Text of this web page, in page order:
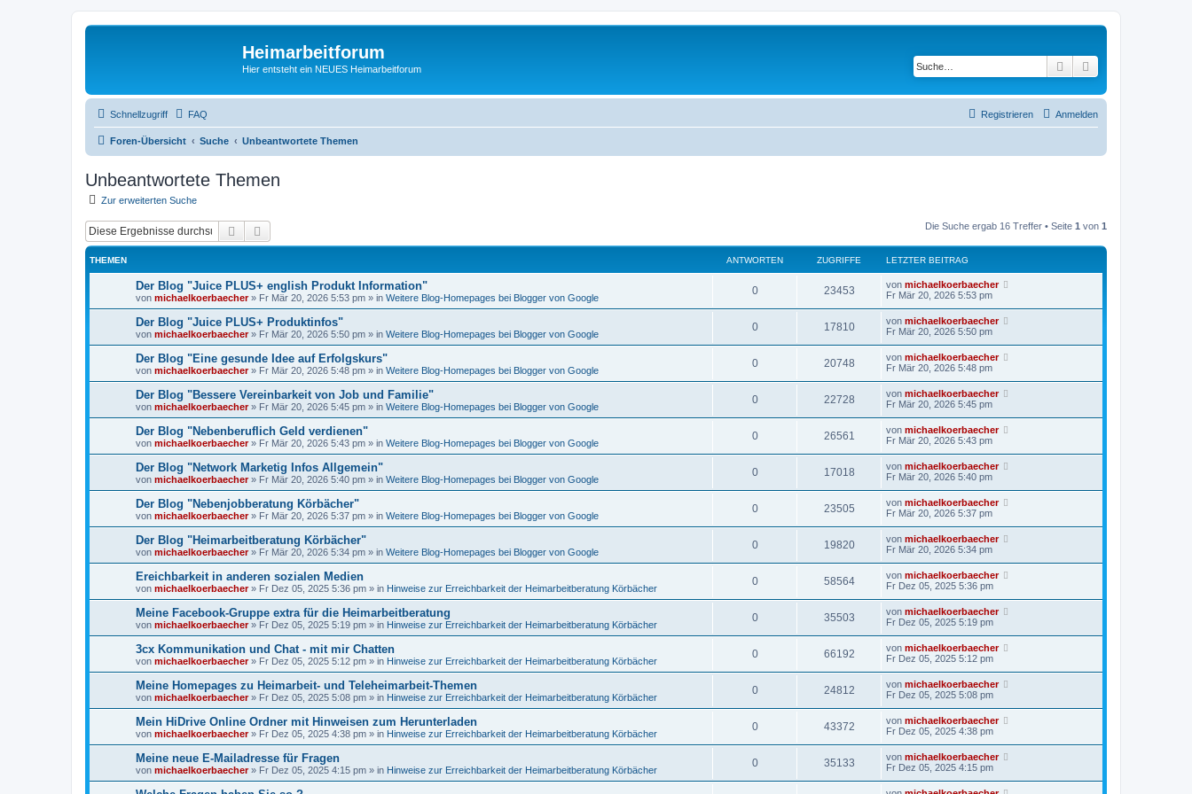
Heimarbeitforum
Hier entsteht ein NEUES Heimarbeitforum Suche
Schnellzugriff FAQ Anmelden
Registrieren
Foren-Übersicht Suche Unbeantwortete Themen
Unbeantwortete Themen
Zur erweiterten Suche
Suche Die Suche ergab 16 Treffer • Seite 1 von 1
THEMEN ANTWORTEN ZUGRIFFE LETZTER BEITRAG
Der Blog "Juice PLUS+ english Produkt Information"
von michaelkoerbaecher» Fr Mär 20, 2026 5:53 pm » in Weitere Blog-Homepages bei Blogger von Google
0 23453 von michaelkoerbaecher
Fr Mär 20, 2026 5:53 pm
Der Blog "Juice PLUS+ Produktinfos"
von michaelkoerbaecher» Fr Mär 20, 2026 5:50 pm » in Weitere Blog-Homepages bei Blogger von Google
0 17810 von michaelkoerbaecher
Fr Mär 20, 2026 5:50 pm
Der Blog "Eine gesunde Idee auf Erfolgskurs"
von michaelkoerbaecher» Fr Mär 20, 2026 5:48 pm » in Weitere Blog-Homepages bei Blogger von Google
0 20748 von michaelkoerbaecher
Fr Mär 20, 2026 5:48 pm
Der Blog "Bessere Vereinbarkeit von Job und Familie"
von michaelkoerbaecher» Fr Mär 20, 2026 5:45 pm » in Weitere Blog-Homepages bei Blogger von Google
0 22728 von michaelkoerbaecher
Fr Mär 20, 2026 5:45 pm
Der Blog "Nebenberuflich Geld verdienen"
von michaelkoerbaecher» Fr Mär 20, 2026 5:43 pm » in Weitere Blog-Homepages bei Blogger von Google
0 26561 von michaelkoerbaecher
Fr Mär 20, 2026 5:43 pm
Der Blog "Network Marketig Infos Allgemein"
von michaelkoerbaecher» Fr Mär 20, 2026 5:40 pm » in Weitere Blog-Homepages bei Blogger von Google
0 17018 von michaelkoerbaecher
Fr Mär 20, 2026 5:40 pm
Der Blog "Nebenjobberatung Körbächer"
von michaelkoerbaecher» Fr Mär 20, 2026 5:37 pm » in Weitere Blog-Homepages bei Blogger von Google
0 23505 von michaelkoerbaecher
Fr Mär 20, 2026 5:37 pm
Der Blog "Heimarbeitberatung Körbächer"
von michaelkoerbaecher» Fr Mär 20, 2026 5:34 pm » in Weitere Blog-Homepages bei Blogger von Google
0 19820 von michaelkoerbaecher
Fr Mär 20, 2026 5:34 pm
Ereichbarkeit in anderen sozialen Medien
von michaelkoerbaecher» Fr Dez 05, 2025 5:36 pm » in Hinweise zur Erreichbarkeit der Heimarbeitberatung Körbächer
0 58564 von michaelkoerbaecher
Fr Dez 05, 2025 5:36 pm
Meine Facebook-Gruppe extra für die Heimarbeitberatung
von michaelkoerbaecher» Fr Dez 05, 2025 5:19 pm » in Hinweise zur Erreichbarkeit der Heimarbeitberatung Körbächer
0 35503 von michaelkoerbaecher
Fr Dez 05, 2025 5:19 pm
3cx Kommunikation und Chat - mit mir Chatten
von michaelkoerbaecher» Fr Dez 05, 2025 5:12 pm » in Hinweise zur Erreichbarkeit der Heimarbeitberatung Körbächer
0 66192 von michaelkoerbaecher
Fr Dez 05, 2025 5:12 pm
Meine Homepages zu Heimarbeit- und Teleheimarbeit-Themen
von michaelkoerbaecher» Fr Dez 05, 2025 5:08 pm » in Hinweise zur Erreichbarkeit der Heimarbeitberatung Körbächer
0 24812 von michaelkoerbaecher
Fr Dez 05, 2025 5:08 pm
Mein HiDrive Online Ordner mit Hinweisen zum Herunterladen
von michaelkoerbaecher» Fr Dez 05, 2025 4:38 pm » in Hinweise zur Erreichbarkeit der Heimarbeitberatung Körbächer
0 43372 von michaelkoerbaecher
Fr Dez 05, 2025 4:38 pm
Meine neue E-Mailadresse für Fragen
von michaelkoerbaecher» Fr Dez 05, 2025 4:15 pm » in Hinweise zur Erreichbarkeit der Heimarbeitberatung Körbächer
0 35133 von michaelkoerbaecher
Fr Dez 05, 2025 4:15 pm